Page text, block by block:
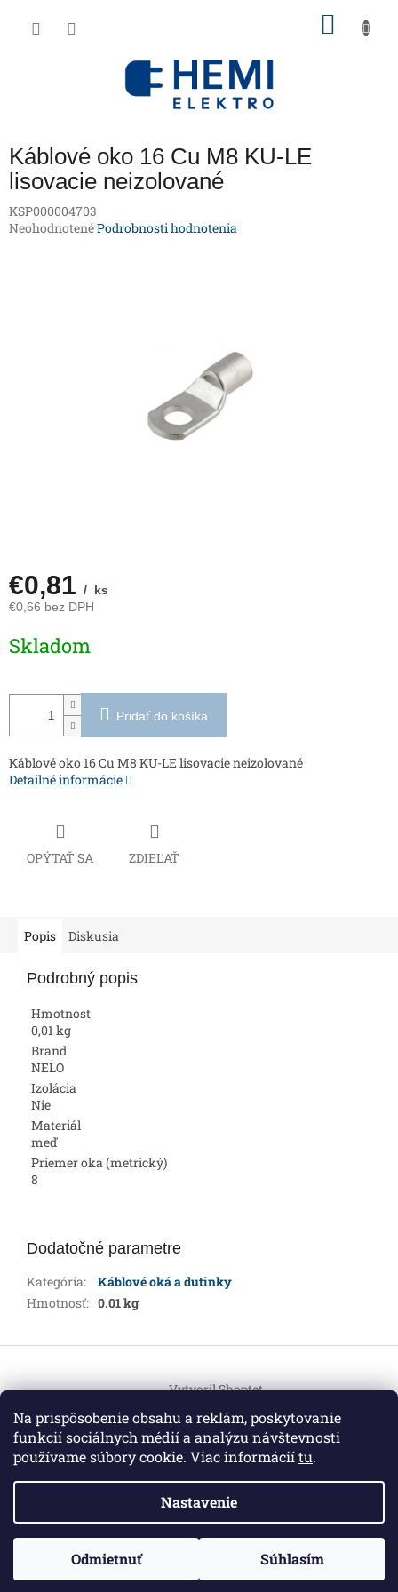
Na prispôsobenie obsahu a reklám, poskytovanie
funkcií sociálnych médií a analýzu návštevnosti
používame súbory cookie. Viac informáciítu.
Nastavenie
Odmietnuť Súhlasím
ZO ZDRAVOTNÝCH DÔVODOV BUDÚ VAŠE OBJEDNÁVKY
Káblové oko 16 Cu M8 KU-LE
lisovacie neizolované
KSP000004703
Priemerné
NeohodnotenéPodrobnosti hodnotenia
€0,81 / ks
€0,66 bez DPH
cena:
Skladom
Pridať do košíka
Káblové oko 16 Cu M8 KU-LE lisovacie neizolované
Detailné informácie
OPÝTAŤ SA ZDIEĽAŤ
Popis Diskusia
Podrobný popis
Hmotnost
0,01 kg
Brand
NELO
Izolácia
Nie
Materiál
meď
Priemer oka (metrický)
8
Dodatočné parametre
Kategória:
Káblové oká a dutinky
Hmotnosť: 0.01 kg
p
Vytvoril Shoptet
Copyright 2026HEMI Elektro. Všetky práva vyhradené.
Upraviť nastavenie cookies
Informácie pre vás
|Certifikáty| Kontakt|Obchodné
podmienky|GDPR